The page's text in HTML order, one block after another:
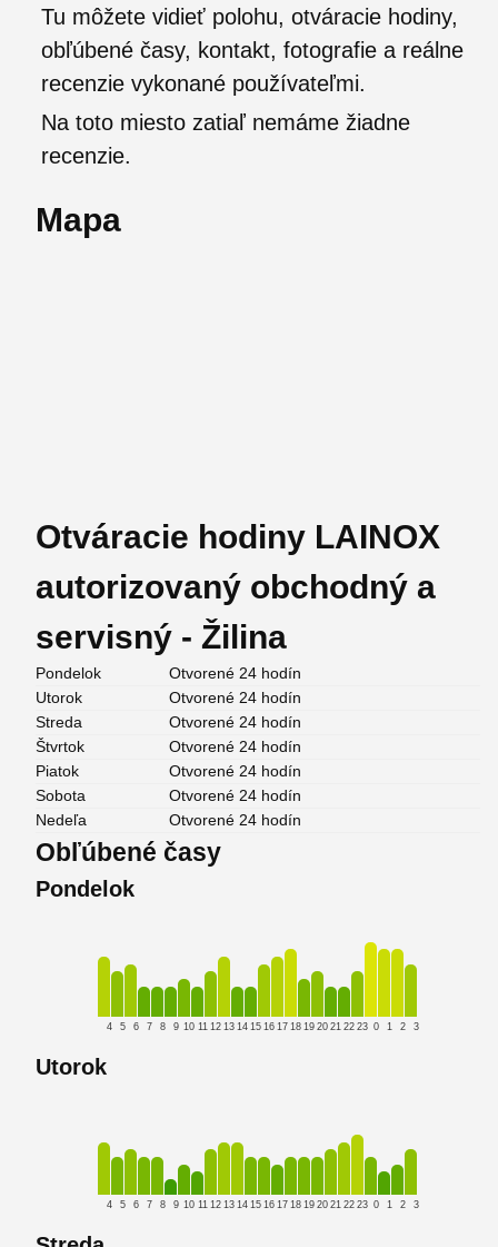
Tu môžete vidieť polohu, otváracie hodiny,
obľúbené časy, kontakt, fotografie a reálne
recenzie vykonané používateľmi.
Na toto miesto zatiaľ nemáme žiadne
recenzie.
Mapa
Otváracie hodiny LAINOX
autorizovaný obchodný a
servisný - Žilina
Pondelok
Otvorené 24 hodín
Utorok
Otvorené 24 hodín
Streda
Otvorené 24 hodín
Štvrtok
Otvorené 24 hodín
Piatok
Otvorené 24 hodín
Sobota
Otvorené 24 hodín
Nedeľa
Otvorené 24 hodín
Obľúbené časy
Pondelok
4 5 6 7 8 9 10 11 12 13 14 15 16 17 18 19 20 21 22 23 0 1 2 3
Utorok
4 5 6 7 8 9 10 11 12 13 14 15 16 17 18 19 20 21 22 23 0 1 2 3